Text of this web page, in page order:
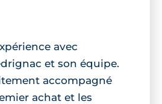
avec
et son équipe.
accompagné
achat et les